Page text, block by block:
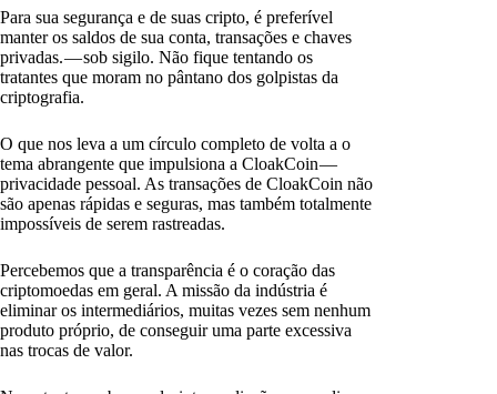
Para sua segurança e de suas cripto, é preferível
manter os saldos de sua conta, transações e chaves
privadas. — sob sigilo. Não fique tentando os
tratantes que moram no pântano dos golpistas da
criptografia.
O que nos leva a um círculo completo de volta a o
tema abrangente que impulsiona a CloakCoin —
privacidade pessoal. As transações de CloakCoin não
são apenas rápidas e seguras, mas também totalmente
impossíveis de serem rastreadas.
Percebemos que a transparência é o coração das
criptomoedas em geral. A missão da indústria é
eliminar os intermediários, muitas vezes sem nenhum
produto próprio, de conseguir uma parte excessiva
nas trocas de valor.